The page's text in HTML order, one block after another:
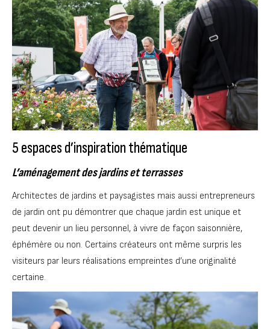
5 espaces d’inspiration thématique
L’aménagement des jardins et terrasses
Architectes de jardins et paysagistes mais aussi entrepreneurs
de jardin ont pu démontrer que chaque jardin est unique et
peut devenir un lieu personnel, à vivre de façon saisonnière,
éphémère ou non. Certains créateurs ont même surpris les
visiteurs par leurs réalisations empreintes d’une originalité
certaine.